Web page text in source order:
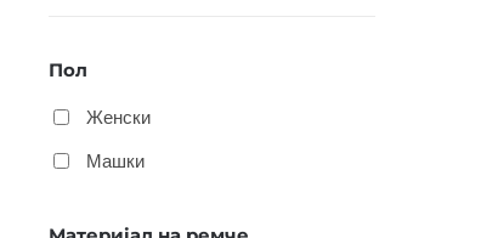
Пол
Женски
Машки